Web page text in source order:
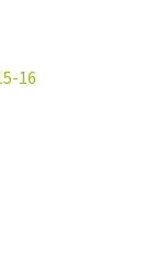
16